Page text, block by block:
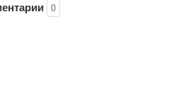
0